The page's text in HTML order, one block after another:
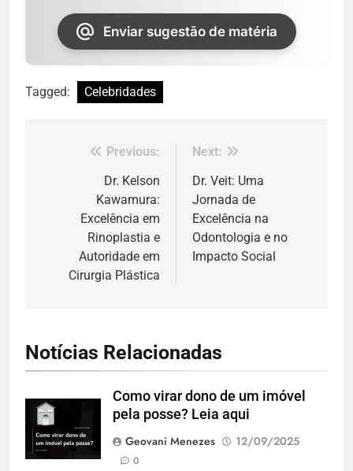
Enviar sugestão de matéria
Tagged: Celebridades
Navegação
Previous:
Dr. Kelson
Kawamura:
Excelência em
Rinoplastia e
Autoridade em
Cirurgia Plástica
Next:
Dr. Veit: Uma
Jornada de
Excelência na
Odontologia e no
Impacto Social
Notícias Relacionadas
Como virar dono de um imóvel
pela posse? Leia aqui
Geovani Menezes
12/09/2025
0